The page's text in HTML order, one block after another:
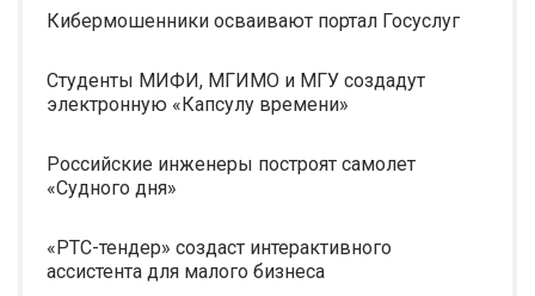
Кибермошенники осваивают портал Госуслуг
Студенты МИФИ, МГИМО и МГУ создадут
электронную «Капсулу времени»
Российские инженеры построят самолет
«Судного дня»
«РТС-тендер» создаст интерактивного
ассистента для малого бизнеса